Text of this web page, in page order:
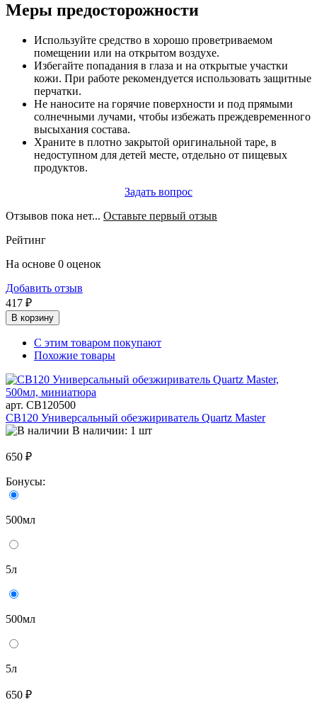
Меры предосторожности
Используйте средство в хорошо проветриваемом
помещении или на открытом воздухе.
Избегайте попадания в глаза и на открытые участки
кожи. При работе рекомендуется использовать защитные
перчатки.
Не наносите на горячие поверхности и под прямыми
солнечными лучами, чтобы избежать преждевременного
высыхания состава.
Храните в плотно закрытой оригинальной таре, в
недоступном для детей месте, отдельно от пищевых
продуктов.
Задать вопрос
Отзывов пока нет... Оставьте первый отзыв
Рейтинг
На основе 0 оценок
Добавить отзыв
417 ₽
В корзину
С этим товаром покупают
Похожие товары
арт. СВ120500
СВ120 Универсальный обезжириватель Quartz Master
В наличии: 1 шт
650 ₽
Бонусы:
500мл
5л
500мл
5л
650 ₽